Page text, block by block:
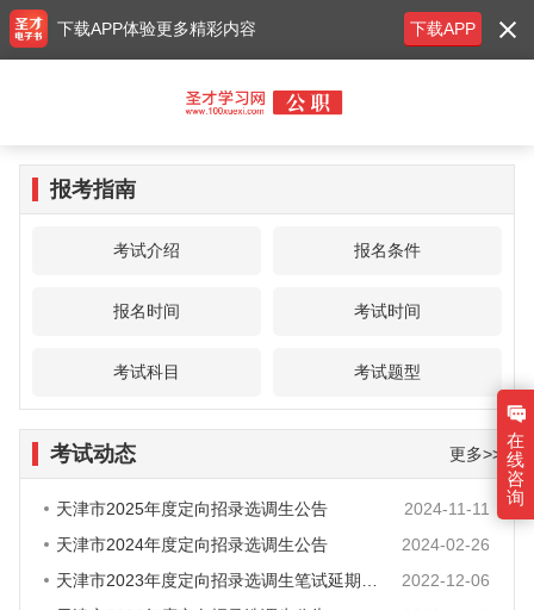
报考指南
考试介绍 报名条件
报名时间 考试时间
考试科目 考试题型
考试动态 更多>>
天津市2025年度定向招录选调生公告
2024-11-11
天津市2024年度定向招录选调生公告
2024-02-26
2022-12-06
下载APP
下载APP体验更多精彩内容
在
线
咨
询